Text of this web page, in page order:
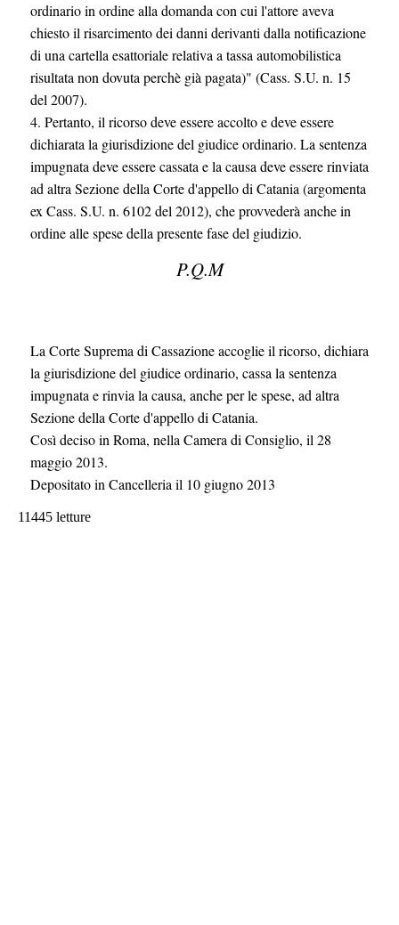
ordinario in ordine alla domanda con cui l'attore aveva
chiesto il risarcimento dei danni derivanti dalla notificazione
di una cartella esattoriale relativa a tassa automobilistica
risultata non dovuta perchè già pagata)" (Cass. S.U. n. 15
del 2007).
4. Pertanto, il ricorso deve essere accolto e deve essere
dichiarata la giurisdizione del giudice ordinario. La sentenza
impugnata deve essere cassata e la causa deve essere rinviata
ad altra Sezione della Corte d'appello di Catania (argomenta
ex Cass. S.U. n. 6102 del 2012), che provvederà anche in
ordine alle spese della presente fase del giudizio.
P.Q.M
La Corte Suprema di Cassazione accoglie il ricorso, dichiara
la giurisdizione del giudice ordinario, cassa la sentenza
impugnata e rinvia la causa, anche per le spese, ad altra
Sezione della Corte d'appello di Catania.
Così deciso in Roma, nella Camera di Consiglio, il 28
maggio 2013.
Depositato in Cancelleria il 10 giugno 2013
11445 letture